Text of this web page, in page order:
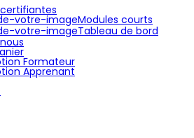
Modules courts
Tableau de bord
Formateur
Apprenant